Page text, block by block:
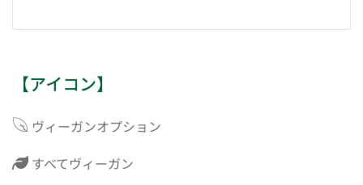
【アイコン】
ヴィーガンオプション
すべてヴィーガン